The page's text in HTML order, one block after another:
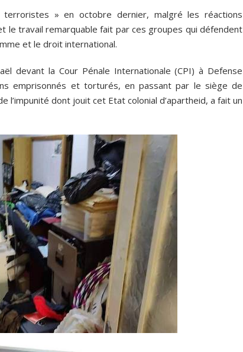
» en octobre dernier, malgré les réactions
le travail remarquable fait par ces groupes qui défendent
et le droit international.
devant la Cour Pénale Internationale (CPI) à Defense
emprisonnés et torturés, en passant par le siège de
dont jouit cet Etat colonial d’apartheid, a fait un